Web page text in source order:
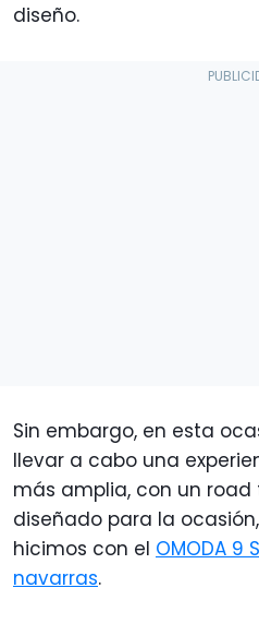
diseño.
Sin embargo, en esta
llevar a cabo una
más amplia, con un
diseñado para la
hicimos con el OMODA 9
navarras.